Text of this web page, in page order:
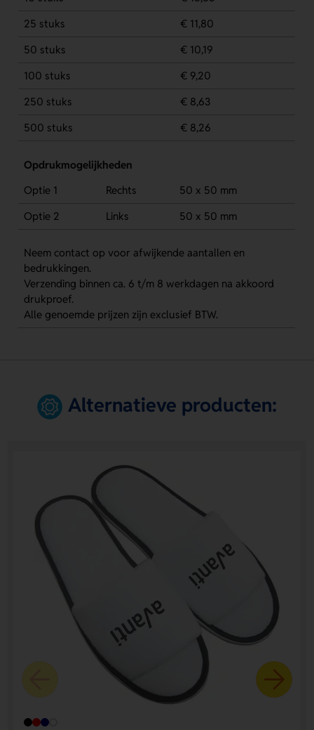
25 stuks
€ 11,80
50 stuks
€ 10,19
100 stuks
€ 9,20
250 stuks
€ 8,63
500 stuks
€ 8,26
Opdrukmogelijkheden
Optie 1
Rechts
50 x 50 mm
Optie 2
Links 50 x 50 mm
Neem contact op voor afwijkende aantallen en
bedrukkingen.
Verzending binnen ca. 6 t/m 8 werkdagen na akkoord
drukproef.
Alle genoemde prijzen zijn exclusief BTW.
Alternatieve producten: